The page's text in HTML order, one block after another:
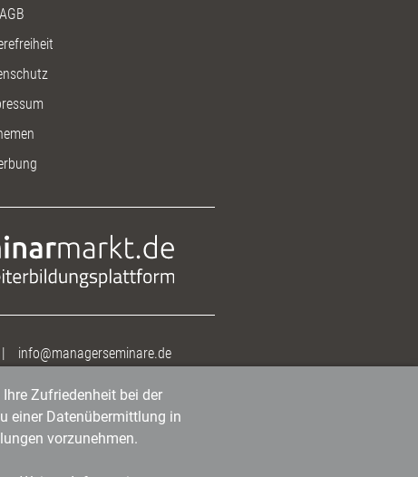
AGB
| info@managerseminare.de
Zufriedenheit bei der
einer Datenübermittlung in
vorzunehmen.